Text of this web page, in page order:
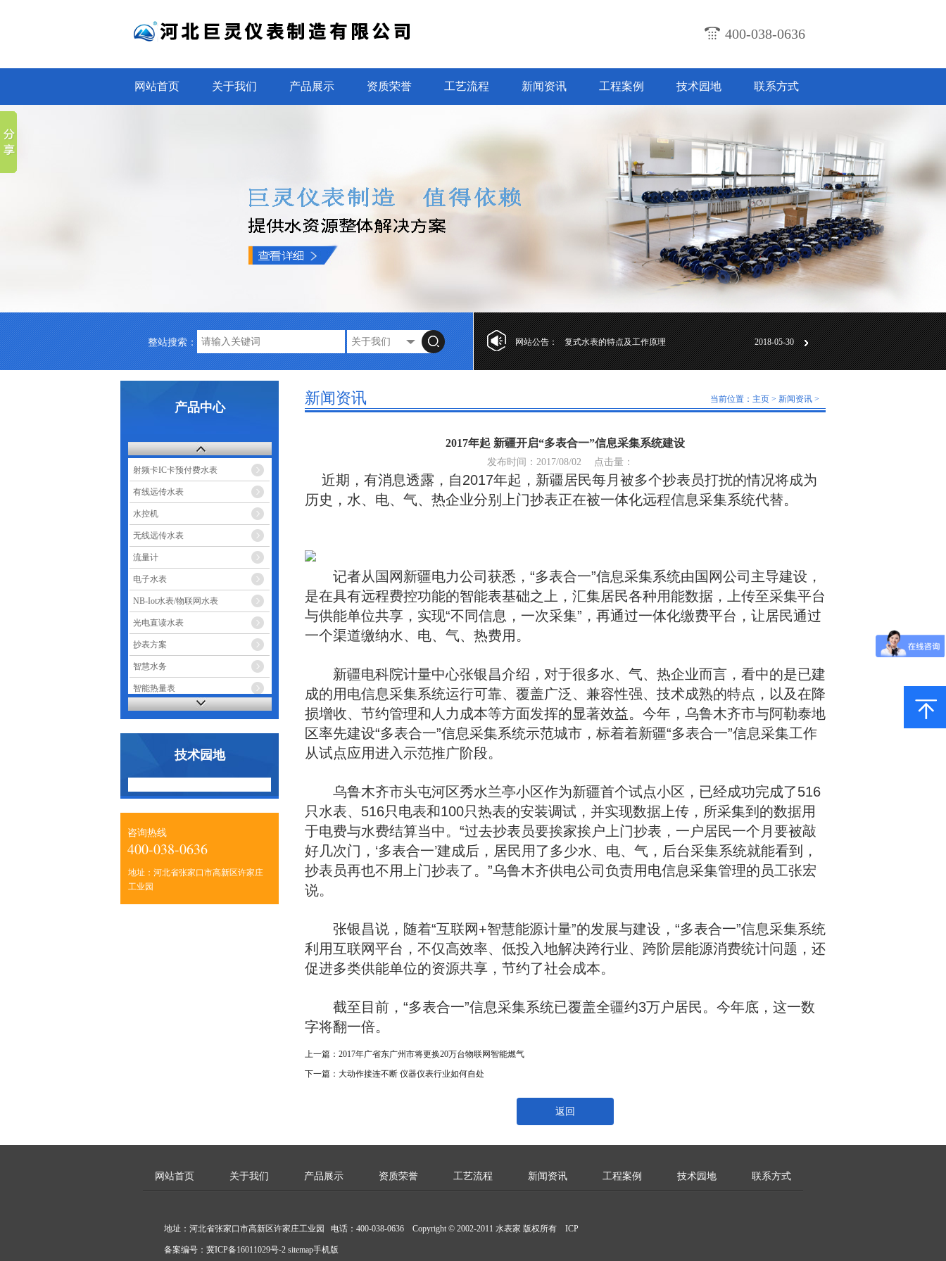
400-038-0636
网站首页 关于我们 产品展示 资质荣誉 工艺流程 新闻资讯 工程案例 技术园地 联系方式
整站搜索： 网站公告：
第十七届“工业自动化标准化”研讨会成 2018-06-01
复式水表的特点及工作原理 2018-05-30
光电直读水表设计及技术特点 2018-07-31
2018-05-30
产品中心
射频卡IC卡预付费水表
有线远传水表
水控机
无线远传水表
流量计
电子水表
NB-Iot水表/物联网水表
光电直读水表
抄表方案
智慧水务
智能热量表
智能电表
技术园地
咨询热线
400-038-0636
地址：河北省张家口市高新区许家庄
工业园
新闻资讯 当前位置： 主页 > 新闻资讯 >
2017年起 新疆开启“多表合一”信息采集系统建设
发布时间：2017/08/02 点击量：
近期，有消息透露，自2017年起，新疆居民每月被多个抄表员打扰的情况将成为
历史，水、电、气、热企业分别上门抄表正在被一体化远程信息采集系统代替。
记者从国网新疆电力公司获悉，“多表合一”信息采集系统由国网公司主导建设，
是在具有远程费控功能的智能表基础之上，汇集居民各种用能数据，上传至采集平台
与供能单位共享，实现“不同信息，一次采集”，再通过一体化缴费平台，让居民通过
一个渠道缴纳水、电、气、热费用。
新疆电科院计量中心张银昌介绍，对于很多水、气、热企业而言，看中的是已建
成的用电信息采集系统运行可靠、覆盖广泛、兼容性强、技术成熟的特点，以及在降
损增收、节约管理和人力成本等方面发挥的显著效益。今年，乌鲁木齐市与阿勒泰地
区率先建设“多表合一”信息采集系统示范城市，标着着新疆“多表合一”信息采集工作
从试点应用进入示范推广阶段。
乌鲁木齐市头屯河区秀水兰亭小区作为新疆首个试点小区，已经成功完成了516
只水表、516只电表和100只热表的安装调试，并实现数据上传，所采集到的数据用
于电费与水费结算当中。“过去抄表员要挨家挨户上门抄表，一户居民一个月要被敲
好几次门，‘多表合一’建成后，居民用了多少水、电、气，后台采集系统就能看到，
抄表员再也不用上门抄表了。”乌鲁木齐供电公司负责用电信息采集管理的员工张宏
说。
张银昌说，随着“互联网+智慧能源计量”的发展与建设，“多表合一”信息采集系统
利用互联网平台，不仅高效率、低投入地解决跨行业、跨阶层能源消费统计问题，还
促进多类供能单位的资源共享，节约了社会成本。
截至目前，“多表合一”信息采集系统已覆盖全疆约3万户居民。今年底，这一数
字将翻一倍。
上一篇： 2017年广省东广州市将更换20万台物联网智能燃气
下一篇： 大动作接连不断 仪器仪表行业如何自处
返回
网站首页 关于我们 产品展示 资质荣誉 工艺流程 新闻资讯 工程案例 技术园地 联系方式
地址：河北省张家口市高新区许家庄工业园 电话：400-038-0636 Copyright © 2002-2011 水表家 版权所有 ICP
备案编号： 冀ICP备16011029号-2 sitemap手机版